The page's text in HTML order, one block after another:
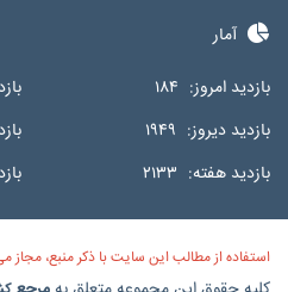
آمار
بازدید امروز: ۱۸۴
بازدید دیروز: ۱۹۴۹
بازدید هفته: ۲۱۳۳
استفاده از مطالب این سایت با ذکر منبع، مجاز